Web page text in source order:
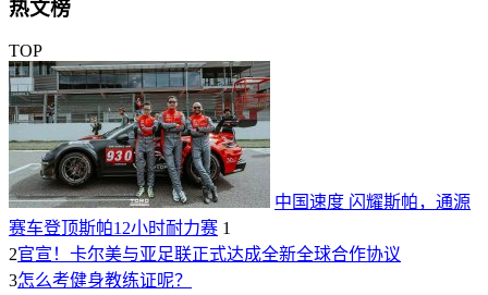
热文榜
TOP
中国速度 闪耀斯帕，通源
赛车登顶斯帕12小时耐力赛 1
2官宣！卡尔美与亚足联正式达成全新全球合作协议
3怎么考健身教练证呢？